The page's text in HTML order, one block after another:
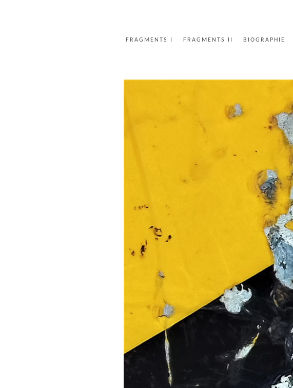
FRAGMENTS I FRAGMENTS II BIOGRAPHIE